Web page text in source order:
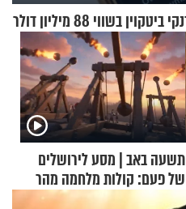
תשעה באב | מסע לירושלים
של פעם: קולות מלחמה מהר
הזיתים